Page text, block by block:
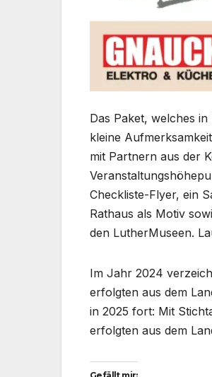
Das Paket, welches
kleine
mit Partnern aus der
Checkliste-Flyer, ein
Rathaus als Motiv
den LutherMuseen.
Im Jahr 2024
erfolgten aus dem
in 2025 fort: Mit
erfolgten aus dem